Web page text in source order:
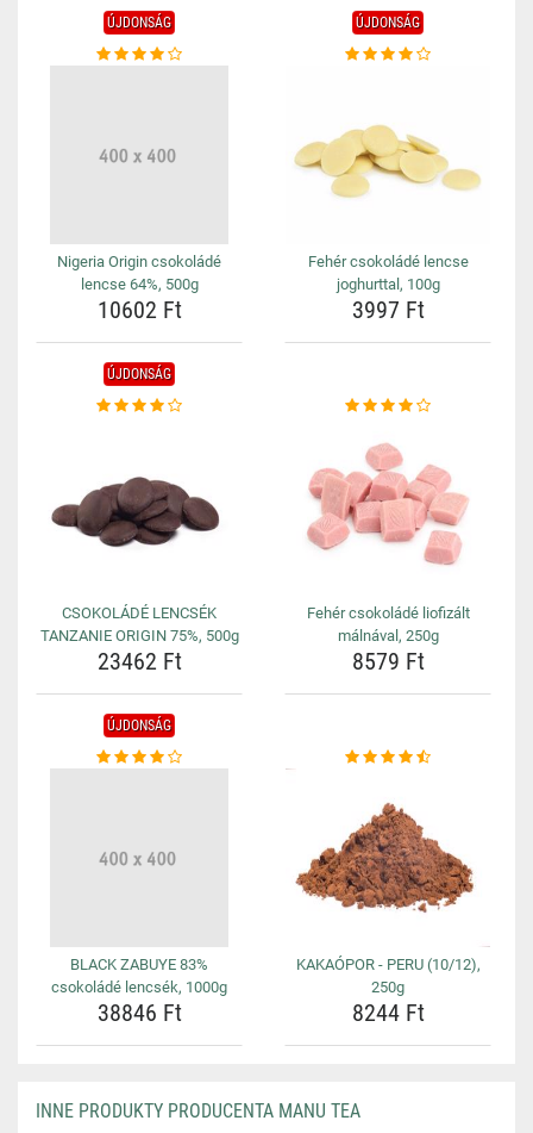
ÚJDONSÁG
Nigeria Origin csokoládé
lencse 64%, 500g
10602 Ft
ÚJDONSÁG
Fehér csokoládé lencse
joghurttal, 100g
3997 Ft
ÚJDONSÁG
CSOKOLÁDÉ LENCSÉK
TANZANIE ORIGIN 75%, 500g
23462 Ft
Fehér csokoládé liofizált
málnával, 250g
8579 Ft
ÚJDONSÁG
BLACK ZABUYE 83%
csokoládé lencsék, 1000g
38846 Ft
KAKAÓPOR - PERU (10/12),
250g
8244 Ft
INNE PRODUKTY PRODUCENTA MANU TEA